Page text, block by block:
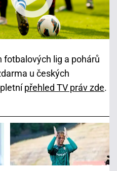
lig a pohárů
u českých
přehled TV práv zde.